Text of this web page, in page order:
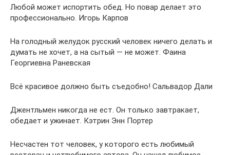
Любой может испортить обед. Но повар делает это
профессионально. Игорь Карпов
На голодный желудок русский человек ничего делать и
думать не хочет, а на сытый — не может. Фаина
Георгиевна Раневская
Всё красивое должно быть съедобно! Сальвадор Дали
Джентльмен никогда не ест. Он только завтракает,
обедает и ужинает. Кэтрин Энн Портер
Несчастен тот человек, у которого есть любимый